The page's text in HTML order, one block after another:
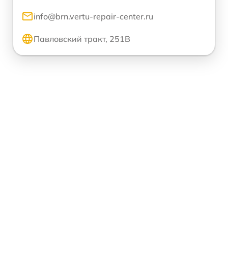
info@brn.vertu-repair-center.ru
Павловский тракт, 251В